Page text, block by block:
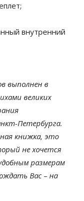
внутренний
выполнен в
великих
Петербурга.
книжка, это
не хочется
размерам
Вас – на